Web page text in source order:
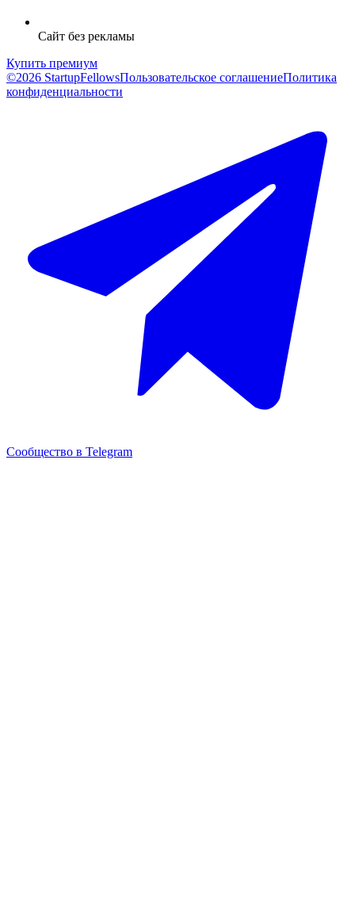
Сайт без рекламы
Купить премиум
©2026 StartupFellowsПользовательское соглашениеПолитика
конфиденциальности
Сообщество в Telegram